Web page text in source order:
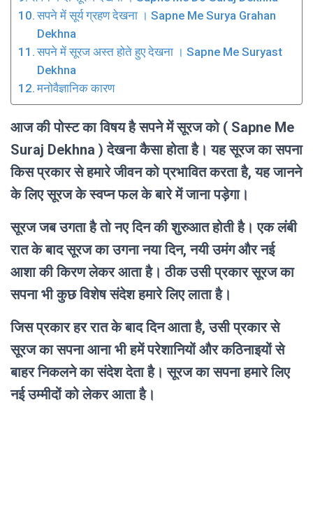
सपने में सूर्य ग्रहण देखना । Sapne Me Surya Grahan
Dekhna
सपने में सूरज अस्त होते हुए देखना । Sapne Me Suryast
Dekhna
मनोवैज्ञानिक कारण
आज की पोस्ट का विषय है सपने में सूरज को ( Sapne Me
Suraj Dekhna ) देखना कैसा होता है। यह सूरज का सपना
किस प्रकार से हमारे जीवन को प्रभावित करता है, यह जानने
के लिए सूरज के स्वप्न फल के बारे में जाना पड़ेगा।
सूरज जब उगता है तो नए दिन की शुरुआत होती है। एक लंबी
रात के बाद सूरज का उगना नया दिन, नयी उमंग और नई
आशा की किरण लेकर आता है। ठीक उसी प्रकार सूरज का
सपना भी कुछ विशेष संदेश हमारे लिए लाता है।
जिस प्रकार हर रात के बाद दिन आता है, उसी प्रकार से
सूरज का सपना आना भी हमें परेशानियों और कठिनाइयों से
बाहर निकलने का संदेश देता है। सूरज का सपना हमारे लिए
नई उम्मीदों को लेकर आता है।